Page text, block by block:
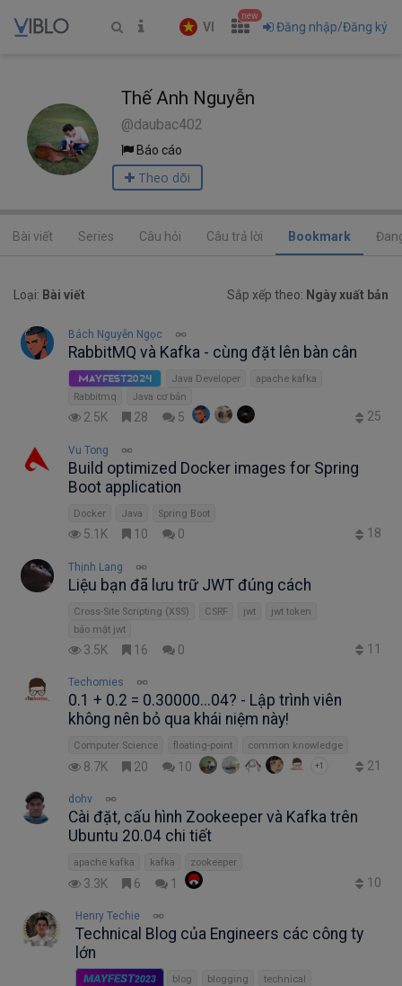
VI
new
Đăng nhập/Đăng ký
Thế Anh Nguyễn
@daubac402
Báo cáo
Theo dõi
Bài viết Series Câu hỏi Câu trả lời Bookmark
Loại: Bài viết Sắp xếp theo: Ngày xuất bản
Bách Nguyễn Ngọc
RabbitMQ và Kafka - cùng đặt lên bàn cân
MayFest2024 Java Developer
apache kafka
Rabbitmq
Java cơ bản
2.5K 28 5 25
Vu Tong
Build optimized Docker images for Spring
Boot application
Docker Java Spring Boot
5.1K 10 0 18
Thịnh Lang
Liệu bạn đã lưu trữ JWT đúng cách
Cross-Site Scripting (XSS) CSRF jwt
jwt token
bảo mật jwt
3.5K 16 0 11
Techomies
0.1 + 0.2 = 0.30000...04? - Lập trình viên
không nên bỏ qua khái niệm này!
Computer Science floating-point common knowledge
8.7K 20 10 +1 21
dohv
Cài đặt, cấu hình Zookeeper và Kafka trên
Ubuntu 20.04 chi tiết
apache kafka kafka zookeeper
3.3K 6 1 10
Henry Techie
Technical Blog của Engineers các công ty
lớn
MAYFEST2023 blog blogging technical